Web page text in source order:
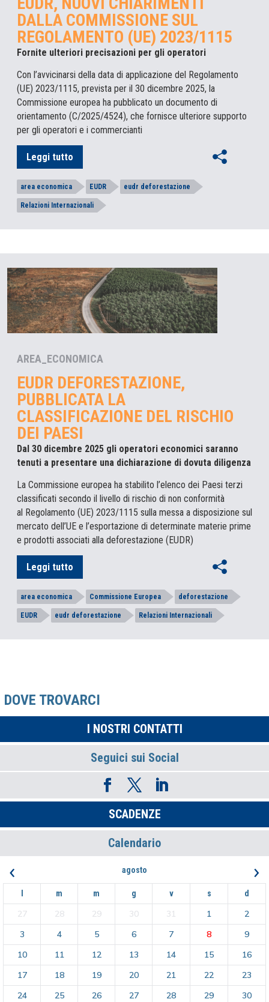
DALLA COMMISSIONE SUL
REGOLAMENTO (UE) 2023/1115
Fornite ulteriori precisazioni per gli operatori
Con l’avvicinarsi della data di applicazione del Regolamento
(UE) 2023/1115, prevista per il 30 dicembre 2025, la
Commissione europea ha pubblicato un documento di
orientamento (C/2025/4524), che fornisce ulteriore supporto
per gli operatori e i commercianti
Leggi tutto
area economica EUDR eudr deforestazione
Relazioni Internazionali
AREA_ECONOMICA
EUDR DEFORESTAZIONE,
PUBBLICATA LA
CLASSIFICAZIONE DEL RISCHIO
DEI PAESI
Dal 30 dicembre 2025 gli operatori economici saranno
tenuti a presentare una dichiarazione di dovuta diligenza
La Commissione europea ha stabilito l’elenco dei Paesi terzi
classificati secondo il livello di rischio di non conformità
al Regolamento (UE) 2023/1115 sulla messa a disposizione sul
mercato dell’UE e l’esportazione di determinate materie prime
e prodotti associati alla deforestazione (EUDR)
Leggi tutto
area economica Commissione Europea deforestazione
EUDR eudr deforestazione Relazioni Internazionali
DOVE TROVARCI
I NOSTRI CONTATTI
Seguici sui Social
SCADENZE
Calendario
‹ agosto ›
m m g v s d
27 28 29 30 31 1
2
3
4 5 6 7 8
9
10
11 12 13 14 15
16
17
18 19 20 21 22
23
24
25 26 27 28 29
30